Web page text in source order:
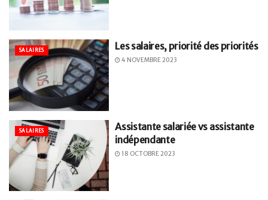
SALAIRES Les salaires, priorité des priorités
4 NOVEMBRE 2023
SALAIRES
Assistante salariée vs assistante
indépendante
18 OCTOBRE 2023